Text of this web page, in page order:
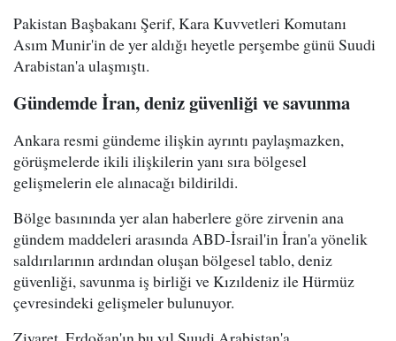
Pakistan Başbakanı Şerif, Kara Kuvvetleri Komutanı
Asım Munir'in de yer aldığı heyetle perşembe günü Suudi
Arabistan'a ulaşmıştı.
Gündemde İran, deniz güvenliği ve savunma
Ankara resmi gündeme ilişkin ayrıntı paylaşmazken,
görüşmelerde ikili ilişkilerin yanı sıra bölgesel
gelişmelerin ele alınacağı bildirildi.
Bölge basınında yer alan haberlere göre zirvenin ana
gündem maddeleri arasında ABD-İsrail'in İran'a yönelik
saldırılarının ardından oluşan bölgesel tablo, deniz
güvenliği, savunma iş birliği ve Kızıldeniz ile Hürmüz
çevresindeki gelişmeler bulunuyor.